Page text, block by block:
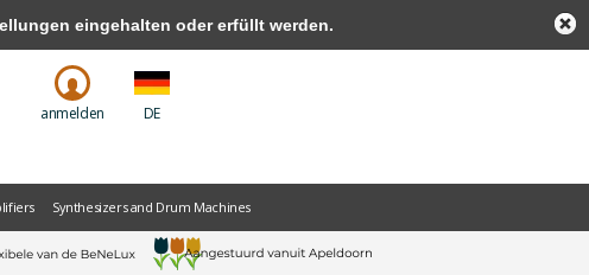
anmelden DE
Synthesizers and Drum Machines
eingehalten oder erfüllt werden.